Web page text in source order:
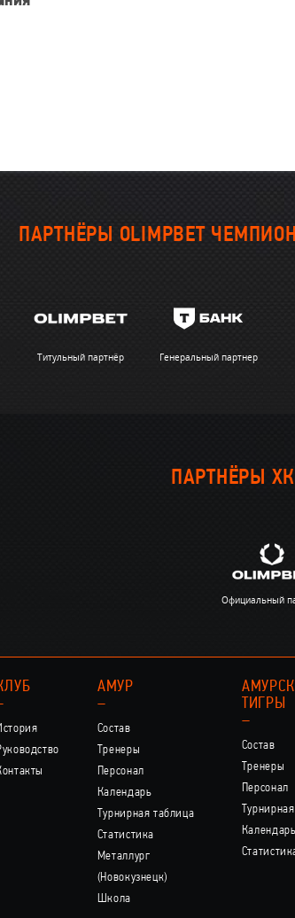
ПАРТНЁРЫ OLIMPBET
Титульный партнёр Генеральный партнер
ПАРТНЁРЫ
Официальный
АМУР
–
Состав
Тренеры
Персонал
Календарь
Турнирная таблица
Статистика
Металлург
(Новокузнецк)
Школа
ТИГРЫ
–
Состав
Тренеры
Персонал
Календарь